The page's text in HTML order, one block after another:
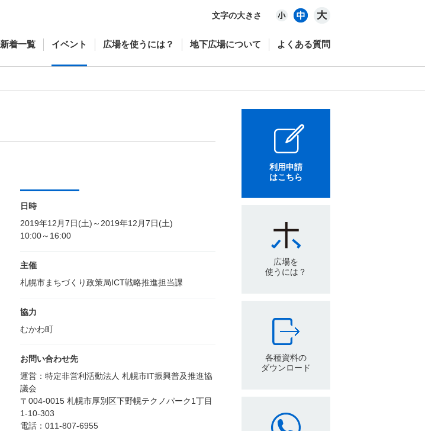
文字の大きさ
新着一覧 イベント 広場を使うには？ 地下広場について よくある質問
日時
2019年12月7日(土)～2019年12月7日(土)
10:00～16:00
主催
札幌市まちづくり政策局ICT戦略推進担当課
協力
むかわ町
お問い合わせ先
運営：特定非営利活動法人 札幌市IT振興普及推進協
議会
〒004-0015 札幌市厚別区下野幌テクノパーク1丁目
1-10-303
電話：011-807-6955
利用申請
はこちら
広場を
使うには？
各種資料の
ダウンロード